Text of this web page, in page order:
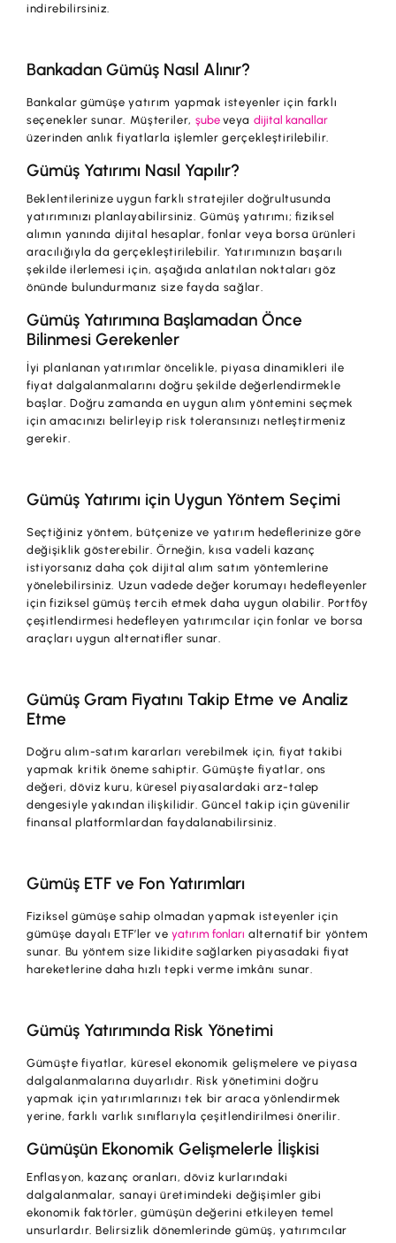
indirebilirsiniz.
Bankadan Gümüş Nasıl Alınır?
Bankalar gümüşe yatırım yapmak isteyenler için farklı
seçenekler sunar. Müşteriler, şube veya dijital kanallar
üzerinden anlık fiyatlarla işlemler gerçekleştirilebilir.
Gümüş Yatırımı Nasıl Yapılır?
Beklentilerinize uygun farklı stratejiler doğrultusunda
yatırımınızı planlayabilirsiniz. Gümüş yatırımı; fiziksel
alımın yanında dijital hesaplar, fonlar veya borsa ürünleri
aracılığıyla da gerçekleştirilebilir. Yatırımınızın başarılı
şekilde ilerlemesi için, aşağıda anlatılan noktaları göz
önünde bulundurmanız size fayda sağlar.
Gümüş Yatırımına Başlamadan Önce
Bilinmesi Gerekenler
İyi planlanan yatırımlar öncelikle, piyasa dinamikleri ile
fiyat dalgalanmalarını doğru şekilde değerlendirmekle
başlar. Doğru zamanda en uygun alım yöntemini seçmek
için amacınızı belirleyip risk toleransınızı netleştirmeniz
gerekir.
Gümüş Yatırımı için Uygun Yöntem Seçimi
Seçtiğiniz yöntem, bütçenize ve yatırım hedeflerinize göre
değişiklik gösterebilir. Örneğin, kısa vadeli kazanç
istiyorsanız daha çok dijital alım satım yöntemlerine
yönelebilirsiniz. Uzun vadede değer korumayı hedefleyenler
için fiziksel gümüş tercih etmek daha uygun olabilir. Portföy
çeşitlendirmesi hedefleyen yatırımcılar için fonlar ve borsa
araçları uygun alternatifler sunar.
Gümüş Gram Fiyatını Takip Etme ve Analiz
Etme
Doğru alım-satım kararları verebilmek için, fiyat takibi
yapmak kritik öneme sahiptir. Gümüşte fiyatlar, ons
değeri, döviz kuru, küresel piyasalardaki arz-talep
dengesiyle yakından ilişkilidir. Güncel takip için güvenilir
finansal platformlardan faydalanabilirsiniz.
Gümüş ETF ve Fon Yatırımları
Fiziksel gümüşe sahip olmadan yapmak isteyenler için
gümüşe dayalı ETF’ler veyatırım fonları alternatif bir yöntem
sunar. Bu yöntem size likidite sağlarken piyasadaki fiyat
hareketlerine daha hızlı tepki verme imkânı sunar.
Gümüş Yatırımında Risk Yönetimi
Gümüşte fiyatlar, küresel ekonomik gelişmelere ve piyasa
dalgalanmalarına duyarlıdır. Risk yönetimini doğru
yapmak için yatırımlarınızı tek bir araca yönlendirmek
yerine, farklı varlık sınıflarıyla çeşitlendirilmesi önerilir.
Gümüşün Ekonomik Gelişmelerle İlişkisi
Enflasyon, kazanç oranları, döviz kurlarındaki
dalgalanmalar, sanayi üretimindeki değişimler gibi
ekonomik faktörler, gümüşün değerini etkileyen temel
unsurlardır. Belirsizlik dönemlerinde gümüş, yatırımcılar